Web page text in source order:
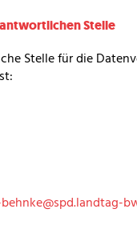
Stelle
Stelle für die